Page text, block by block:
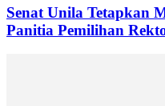
Senat Unila Tetapkan
Panitia Pemilihan